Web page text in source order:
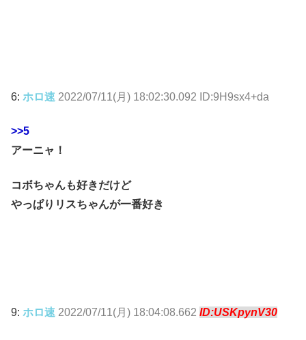
6: ホロ速 2022/07/11(月) 18:02:30.092 ID:9H9sx4+da
>>5
アーニャ！
コボちゃんも好きだけど
やっぱりリスちゃんが一番好き
9: ホロ速 2022/07/11(月) 18:04:08.662 ID:USKpynV30